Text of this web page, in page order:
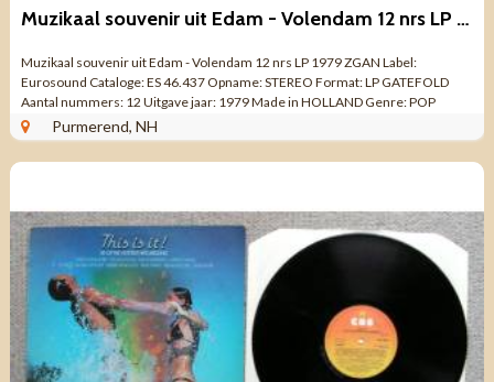
Muzikaal souvenir uit Edam - Volendam 12 nrs LP 1979 ZGAN
Muzikaal souvenir uit Edam - Volendam 12 nrs LP 1979 ZGAN Label:
Eurosound Cataloge: ES 46.437 Opname: STEREO Format: LP GATEFOLD
Aantal nummers: 12 Uitgave jaar: 1979 Made in HOLLAND Genre: POP
KLASSIEK Kwaliteit: ZO GOED ALS ...
Purmerend, NH